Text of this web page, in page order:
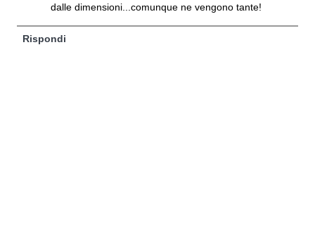
dalle dimensioni...comunque ne vengono tante!
Rispondi